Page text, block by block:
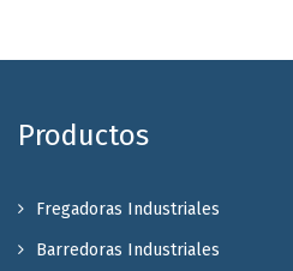
Productos
Fregadoras Industriales
Barredoras Industriales